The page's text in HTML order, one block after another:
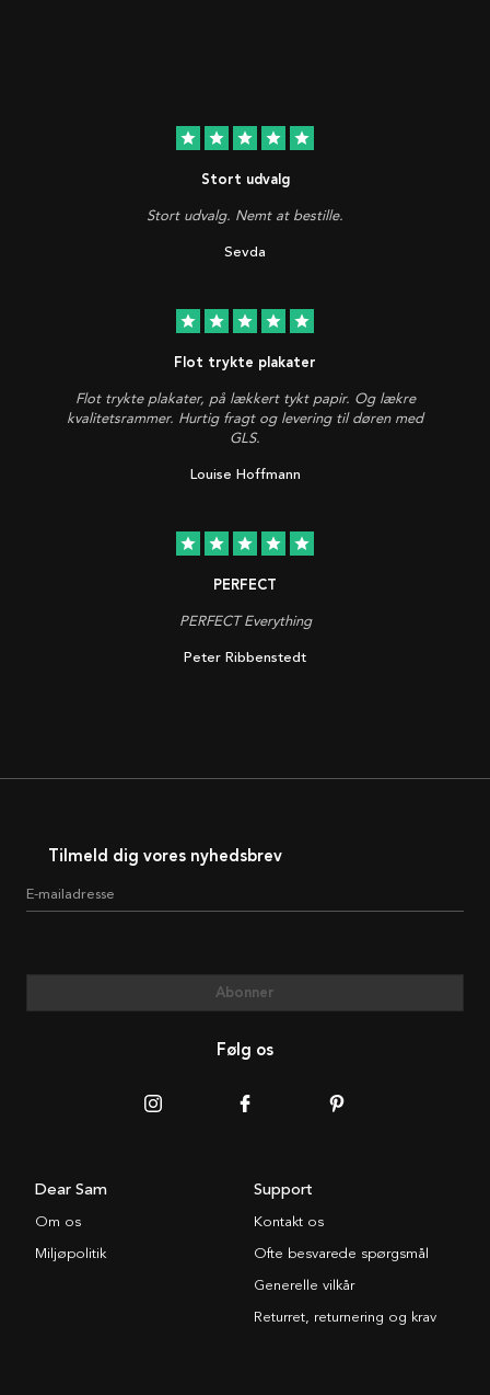
star star star star star
Stort udvalg
Stort udvalg. Nemt at bestille.
Sevda
star star star star star
Flot trykte plakater
Flot trykte plakater, på lækkert tykt papir. Og lækre
kvalitetsrammer. Hurtig fragt og levering til døren med
GLS.
Louise Hoffmann
star star star star star
PERFECT
PERFECT Everything
Peter Ribbenstedt
Tilmeld dig vores nyhedsbrev
E-mailadresse
Abonner
Følg os
Dear Sam
Om os
Miljøpolitik
Support
Kontakt os
Ofte besvarede spørgsmål
Generelle vilkår
Returret, returnering og krav